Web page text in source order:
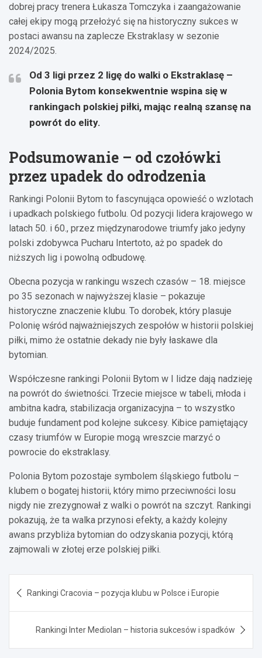
dobrej pracy trenera Łukasza Tomczyka i zaangażowanie
całej ekipy mogą przełożyć się na historyczny sukces w
postaci awansu na zaplecze Ekstraklasy w sezonie
2024/2025.
Od 3 ligi przez 2 ligę do walki o Ekstraklasę –
Polonia Bytom konsekwentnie wspina się w
rankingach polskiej piłki, mając realną szansę na
powrót do elity.
Podsumowanie – od czołówki
przez upadek do odrodzenia
Rankingi Polonii Bytom to fascynująca opowieść o wzlotach
i upadkach polskiego futbolu. Od pozycji lidera krajowego w
latach 50. i 60., przez międzynarodowe triumfy jako jedyny
polski zdobywca Pucharu Intertoto, aż po spadek do
niższych lig i powolną odbudowę.
Obecna pozycja w rankingu wszech czasów – 18. miejsce
po 35 sezonach w najwyższej klasie – pokazuje
historyczne znaczenie klubu. To dorobek, który plasuje
Polonię wśród najważniejszych zespołów w historii polskiej
piłki, mimo że ostatnie dekady nie były łaskawe dla
bytomian.
Współczesne rankingi Polonii Bytom w I lidze dają nadzieję
na powrót do świetności. Trzecie miejsce w tabeli, młoda i
ambitna kadra, stabilizacja organizacyjna – to wszystko
buduje fundament pod kolejne sukcesy. Kibice pamiętający
czasy triumfów w Europie mogą wreszcie marzyć o
powrocie do ekstraklasy.
Polonia Bytom pozostaje symbolem śląskiego futbolu –
klubem o bogatej historii, który mimo przeciwności losu
nigdy nie zrezygnował z walki o powrót na szczyt. Rankingi
pokazują, że ta walka przynosi efekty, a każdy kolejny
awans przybliża bytomian do odzyskania pozycji, którą
zajmowali w złotej erze polskiej piłki.
wpisu
Rankingi Cracovia – pozycja klubu w Polsce i Europie
Rankingi Inter Mediolan – historia sukcesów i spadków